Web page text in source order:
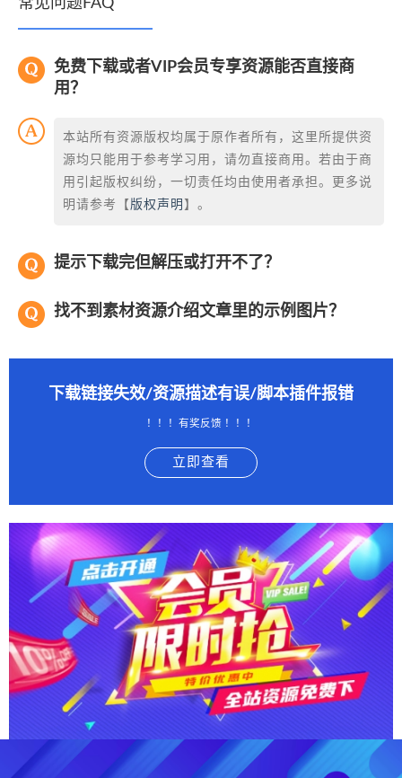
常见问题FAQ
免费下载或者VIP会员专享资源能否直接商
用？
本站所有资源版权均属于原作者所有，这里所提供资
源均只能用于参考学习用，请勿直接商用。若由于商
用引起版权纠纷，一切责任均由使用者承担。更多说
明请参考【 版权声明 】。
提示下载完但解压或打开不了？
找不到素材资源介绍文章里的示例图片？
下载链接失效/资源描述有误/脚本插件报错
！！！有奖反馈 ！！！
立即查看